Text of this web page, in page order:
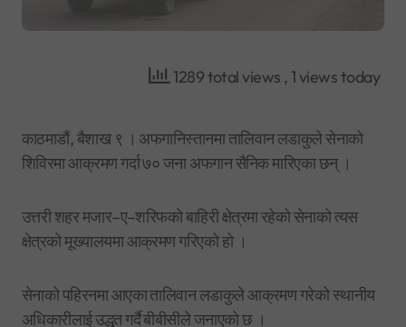
1289 total views , 1 views today
काठमाडौं, बैशाख ९ । अफगानिस्तानमा तालिवान लडाकुले सेनाको
शिविरमा आक्रमण गर्दा ७० जना अफगान सैनिक मारिएका छन् ।
उत्तरी शहर मजार–ए–शरिफको बाहिरी क्षेत्रमा रहेको सेनाको त्यस
क्षेत्रको मूख्यालयमा आक्रमण गरिएको हो ।
सेनाको पहिरनमा आएका तालिवान लडाकुले आक्रमण गरेको स्थानीय
अधिकारीलाई उद्धृत गर्दै बीबीसीले जनाएको छ ।